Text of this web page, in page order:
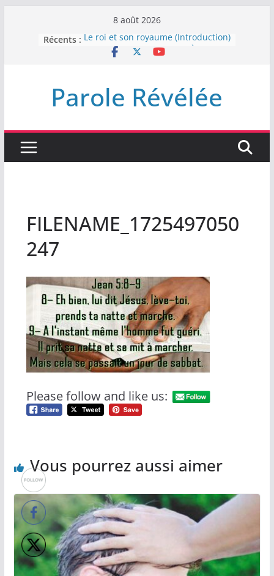
8 août 2026
Récents : Le roi et son royaume (Introduction)
DEMEUREZ DANS LA LUMIÈRE
LABAN
L’INTERVENTION DE DIEU
Parole Révélée
FILENAME_1725497050
247
Please follow and like us:
Vous pourrez aussi aimer